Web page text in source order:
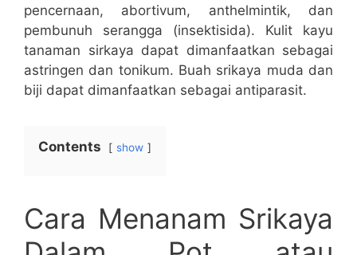
pencernaan, abortivum, anthelmintik, dan
pembunuh serangga (insektisida). Kulit kayu
tanaman sirkaya dapat dimanfaatkan sebagai
astringen dan tonikum. Buah srikaya muda dan
biji dapat dimanfaatkan sebagai antiparasit.
Contents show
Cara Menanam Srikaya